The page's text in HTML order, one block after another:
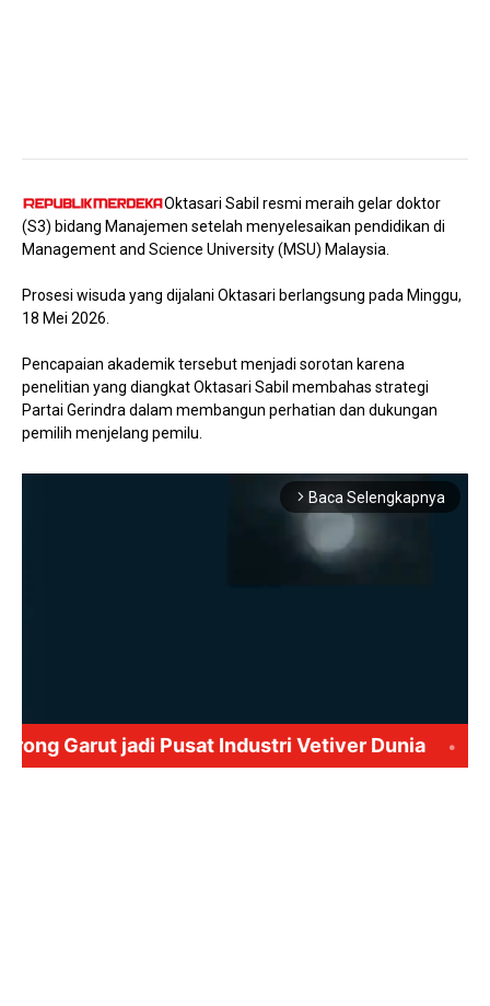
Oktasari Sabil resmi meraih gelar doktor
(S3) bidang Manajemen setelah menyelesaikan pendidikan di
Management and Science University (MSU) Malaysia.
Prosesi wisuda yang dijalani Oktasari berlangsung pada Minggu,
18 Mei 2026.
Pencapaian akademik tersebut menjadi sorotan karena
penelitian yang diangkat Oktasari Sabil membahas strategi
Partai Gerindra dalam membangun perhatian dan dukungan
pemilih menjelang pemilu.
arrow_forward_ios Baca Selengkapnya